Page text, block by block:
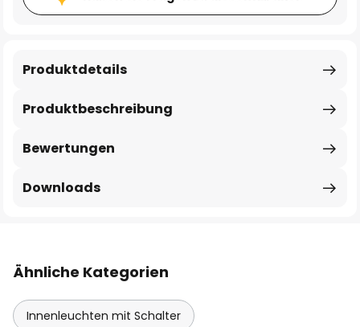
Produktbeschreibung
Produktdetails
Bewertungen
Downloads
Ähnliche Kategorien
Innenleuchten mit Schalter